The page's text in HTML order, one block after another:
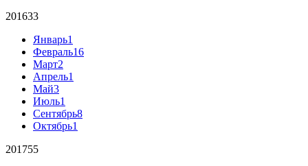
201633
Январь1
Февраль16
Март2
Апрель1
Май3
Июль1
Сентябрь8
Октябрь1
201755